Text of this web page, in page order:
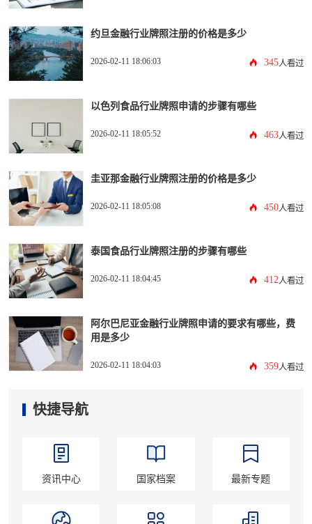
约旦金融行业牌照注册的价格是多少
2026-02-11 18:06:03 345人看过
以色列食品行业牌照申请的步骤有哪些
2026-02-11 18:05:52 463人看过
圭亚那金融行业牌照注册的价格是多少
2026-02-11 18:05:08 450人看过
泰国食品行业牌照注册的步骤有哪些
2026-02-11 18:04:45 412 人看过
阿尔巴尼亚金融行业牌照申请的要求有哪些，费
用是多少
2026-02-11 18:04:03 359人看过
快捷导航
资讯中心 国家档案 最新专题